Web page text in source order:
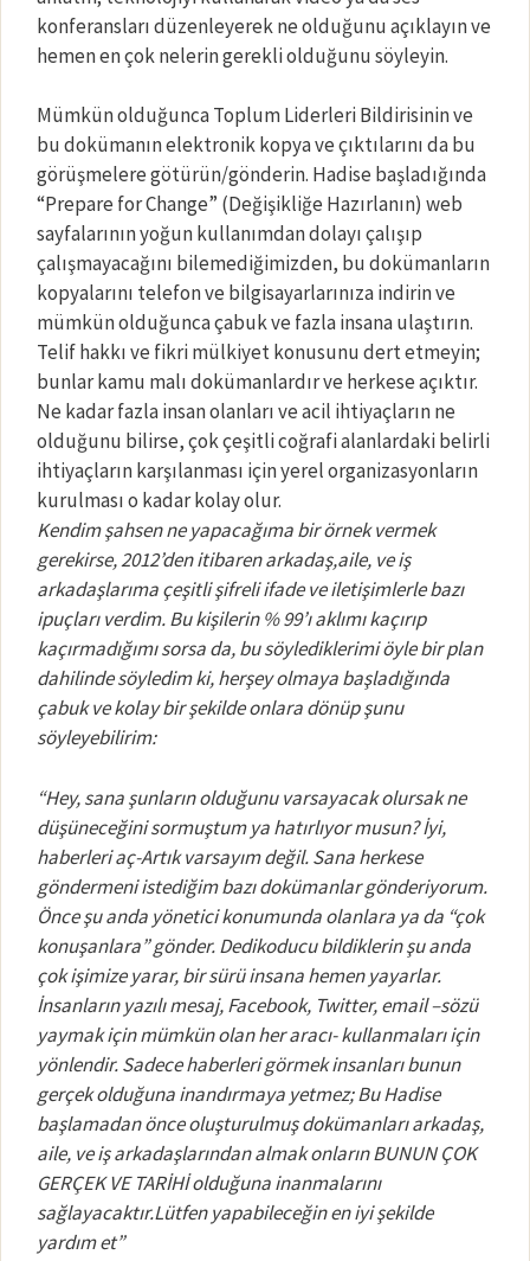
konferansları düzenleyerek ne olduğunu açıklayın ve
hemen en çok nelerin gerekli olduğunu söyleyin.
Mümkün olduğunca Toplum Liderleri Bildirisinin ve
bu dokümanın elektronik kopya ve çıktılarını da bu
görüşmelere götürün/gönderin. Hadise başladığında
“Prepare for Change” (Değişikliğe Hazırlanın) web
sayfalarının yoğun kullanımdan dolayı çalışıp
çalışmayacağını bilemediğimizden, bu dokümanların
kopyalarını telefon ve bilgisayarlarınıza indirin ve
mümkün olduğunca çabuk ve fazla insana ulaştırın.
Telif hakkı ve fikri mülkiyet konusunu dert etmeyin;
bunlar kamu malı dokümanlardır ve herkese açıktır.
Ne kadar fazla insan olanları ve acil ihtiyaçların ne
olduğunu bilirse, çok çeşitli coğrafi alanlardaki belirli
ihtiyaçların karşılanması için yerel organizasyonların
kurulması o kadar kolay olur.
Kendim şahsen ne yapacağıma bir örnek vermek
gerekirse, 2012’den itibaren arkadaş,aile, ve iş
arkadaşlarıma çeşitli şifreli ifade ve iletişimlerle bazı
ipuçları verdim. Bu kişilerin % 99’ı aklımı kaçırıp
kaçırmadığımı sorsa da, bu söylediklerimi öyle bir plan
dahilinde söyledim ki, herşey olmaya başladığında
çabuk ve kolay bir şekilde onlara dönüp şunu
söyleyebilirim:
“Hey, sana şunların olduğunu varsayacak olursak ne
düşüneceğini sormuştum ya hatırlıyor musun? İyi,
haberleri aç-Artık varsayım değil. Sana herkese
göndermeni istediğim bazı dokümanlar gönderiyorum.
Önce şu anda yönetici konumunda olanlara ya da “çok
konuşanlara” gönder. Dedikoducu bildiklerin şu anda
çok işimize yarar, bir sürü insana hemen yayarlar.
İnsanların yazılı mesaj, Facebook, Twitter, email –sözü
yaymak için mümkün olan her aracı- kullanmaları için
yönlendir. Sadece haberleri görmek insanları bunun
gerçek olduğuna inandırmaya yetmez; Bu Hadise
başlamadan önce oluşturulmuş dokümanları arkadaş,
aile, ve iş arkadaşlarından almak onların BUNUN ÇOK
GERÇEK VE TARİHİ olduğuna inanmalarını
sağlayacaktır.Lütfen yapabileceğin en iyi şekilde
yardım et”